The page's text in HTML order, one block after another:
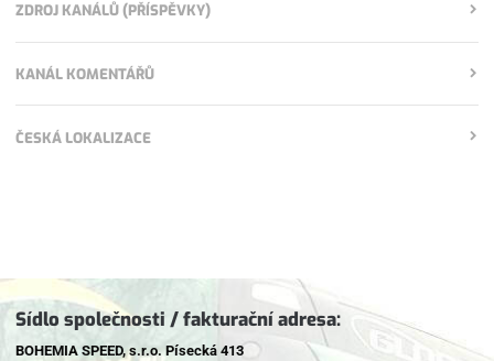
ZDROJ KANÁLŮ (PŘÍSPĚVKY)
KANÁL KOMENTÁŘŮ
ČESKÁ LOKALIZACE
Sídlo společnosti / fakturační adresa:
BOHEMIA SPEED, s.r.o. Písecká 413